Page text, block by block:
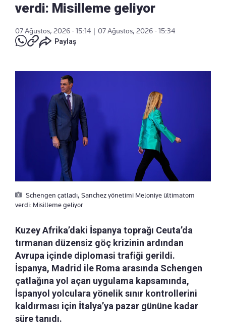
verdi: Misilleme geliyor
07 Ağustos, 2026 - 15:14
07 Ağustos, 2026 - 15:34
Paylaş
Schengen çatladı, Sanchez yönetimi Meloniye ültimatom
verdi: Misilleme geliyor
Kuzey Afrika’daki İspanya toprağı Ceuta’da
tırmanan düzensiz göç krizinin ardından
Avrupa içinde diplomasi trafiği gerildi.
İspanya, Madrid ile Roma arasında Schengen
çatlağına yol açan uygulama kapsamında,
İspanyol yolculara yönelik sınır kontrollerini
kaldırması için İtalya’ya pazar gününe kadar
süre tanıdı.